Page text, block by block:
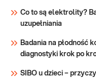
Co to są elektrolity?
uzupełniania
Badania na płodność
diagnostyki krok po
SIBO u dzieci –